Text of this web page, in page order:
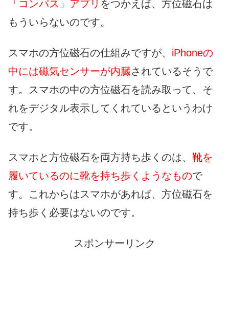
「コンパス」アプリ をつかえば、方位磁石は
もういらないのです。
スマホの方位磁石の仕組みですが、 iPhoneの
中には磁気センサーが内臓されているそうで
す。スマホの中の方位磁石を読み取って、そ
れをデジタル表示してくれているというわけ
です。
スマホと方位磁石を両方持ち歩くのは、 靴を
履いているのに靴を持ち歩くようなもので
す。これからはスマホがあれば、方位磁石を
持ち歩く必要はないのです。
スポンサーリンク